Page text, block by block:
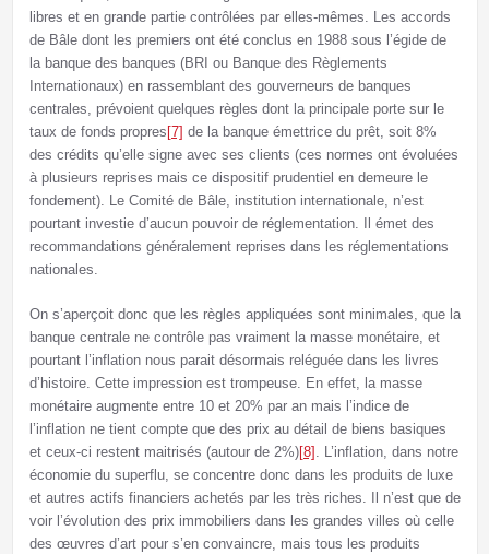
libres et en grande partie contrôlées par elles-mêmes. Les accords
de Bâle dont les premiers ont été conclus en 1988 sous l’égide de
la banque des banques (BRI ou Banque des Règlements
Internationaux) en rassemblant des gouverneurs de banques
centrales, prévoient quelques règles dont la principale porte sur le
taux de fonds propres [7] de la banque émettrice du prêt, soit 8%
des crédits qu’elle signe avec ses clients (ces normes ont évoluées
à plusieurs reprises mais ce dispositif prudentiel en demeure le
fondement). Le Comité de Bâle, institution internationale, n’est
pourtant investie d’aucun pouvoir de réglementation. Il émet des
recommandations généralement reprises dans les réglementations
nationales.
On s’aperçoit donc que les règles appliquées sont minimales, que la
banque centrale ne contrôle pas vraiment la masse monétaire, et
pourtant l’inflation nous parait désormais reléguée dans les livres
d’histoire. Cette impression est trompeuse. En effet, la masse
monétaire augmente entre 10 et 20% par an mais l’indice de
l’inflation ne tient compte que des prix au détail de biens basiques
et ceux-ci restent maitrisés (autour de 2%)[8] . L’inflation, dans notre
économie du superflu, se concentre donc dans les produits de luxe
et autres actifs financiers achetés par les très riches. Il n’est que de
voir l’évolution des prix immobiliers dans les grandes villes où celle
des œuvres d’art pour s’en convaincre, mais tous les produits